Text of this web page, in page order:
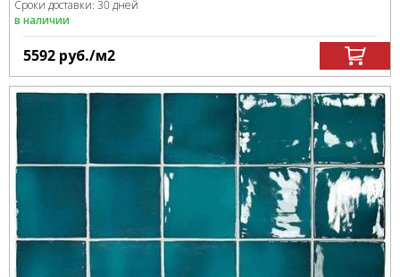
Сроки доставки: 30 дней
в наличии
5592 руб./м2